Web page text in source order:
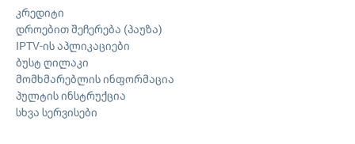
კრედიტი
დროებით შეჩერება (პაუზა)
IPTV-ის აპლიკაციები
ბუსტ ღილაკი
მომხმარებლის ინფორმაცია
პულტის ინსტრუქცია
სხვა სერვისები